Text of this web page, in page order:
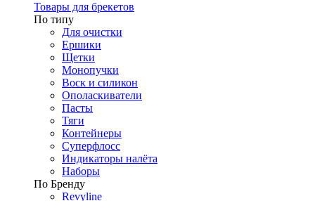
Товары для брекетов
По типу
Для очистки
Ершики
Щетки
Монопучки
Воск и силикон
Ополаскиватели
Пасты
Тяги
Контейнеры
Суперфлосс
Индикаторы налёта
Наборы
По Бренду
Revyline